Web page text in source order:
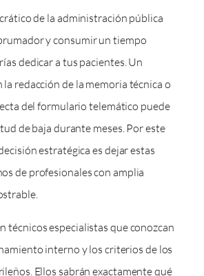
de la administración pública
y consumir un tiempo
dedicar a tus pacientes. Un
redacción de la memoria técnica o
del formulario telemático puede
de baja durante meses. Por este
estratégica es dejar estas
de profesionales con amplia
técnicos especialistas que conozcan
interno y los criterios de los
Ellos sabrán exactamente qué